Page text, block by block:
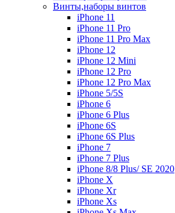
Винты,наборы винтов
iPhone 11
iPhone 11 Pro
iPhone 11 Pro Max
iPhone 12
iPhone 12 Mini
iPhone 12 Pro
iPhone 12 Pro Max
iPhone 5/5S
iPhone 6
iPhone 6 Plus
iPhone 6S
iPhone 6S Plus
iPhone 7
iPhone 7 Plus
iPhone 8/8 Plus/ SE 2020
iPhone X
iPhone Xr
iPhone Xs